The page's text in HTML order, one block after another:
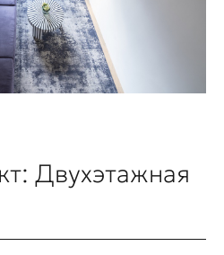
Двухэтажная